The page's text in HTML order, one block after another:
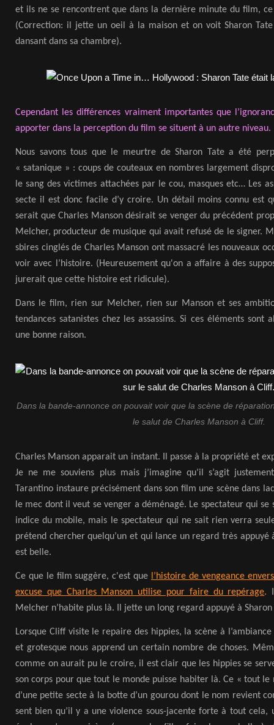
et ils ne se rencontrent que dans la dernière minute du film, ce
(Correction: il jette un oeil à la maison et on voit Sharon
dansant dans sa chambre).
Cependant les différences vraiment importantes que
apporter dans la perception du film se situent à un autre niveau.
Nous savons tous que le meurtre de Sharon Tate a été
« satanique » : coups de couteaux en nombres largement
le sang des victimes attachées par le cou, masques etc… Les
secte il est donc facile d’y croire. Un détail moins connu est
serait que Charles Manson désirait se venger du précédent
Melcher, producteur de musique qui avait refusé de le signer.
sbires cinglés de Charles Manson ont massacré les nouveaux
voir avec l’histoire. (Heureusement qu'on a affaire à des
jurerait que cette histoire est ridicule).
Dans le film, rien sur Melcher, rien sur Manson et ses
tendances satanistes chez les assassins. Si ces éléments sont
une bonne raison.
Dans la bande-annonce on pouvait voir que la scène de
le salut de Charles Manson à Cliff.
Charles Manson apparait un instant. Il passe à la propriété et
Je ne me souviens plus mais j’imagine qu’il s’agit
Tarantino instaure précisément dans son film une scène dans
le mec dont il veut se venger a déménagé. Le spectateur qui
indice du mobile, mais le spectateur qui ne sait rien verra
prétend chercher quelqu’un et qui lance un regard très appuyé
est belle.
Ce que le film suggère, c'est que
l’histoire de vengeance
excuse que Charles Manson utilise pour faire du repérage.
Melcher n’habite plus là. Il jette un long regard appuyé à
Lorsque Cliff visite le repaire des hippies, la scène à
et grotesque nous apprend un certain nombre de choses.
comme on aurait pu le croire, il est clair que les hippies se
son corps pour que tout le monde puisse habiter là. Ce « tout le
d’une petite secte à la botte d’un gourou dont le nom revient
sent bien qu’il y a une violence sous-jacente forte à tout cela,